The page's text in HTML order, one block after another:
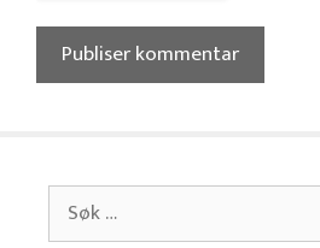
Søk
etter: